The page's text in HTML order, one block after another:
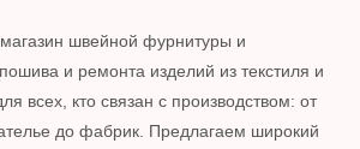
швейной фурнитуры и
и ремонта изделий из текстиля и
всех, кто связан с производством: от
до фабрик. Предлагаем широкий